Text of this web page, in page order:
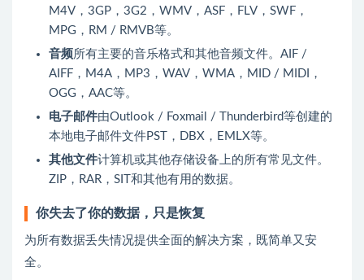
M4V，3GP，3G2，WMV，ASF，FLV，SWF，
MPG，RM / RMVB等。
音频所有主要的音乐格式和其他音频文件。AIF /
AIFF，M4A，MP3，WAV，WMA，MID / MIDI，
OGG，AAC等。
电子邮件由Outlook / Foxmail / Thunderbird等创建的
本地电子邮件文件PST，DBX，EMLX等。
其他文件计算机或其他存储设备上的所有常见文件。
ZIP，RAR，SIT和其他有用的数据。
你失去了你的数据，只是恢复
为所有数据丢失情况提供全面的解决方案，既简单又安
全。